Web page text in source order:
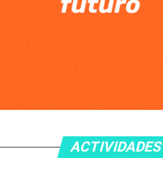
ACTIVIDADES